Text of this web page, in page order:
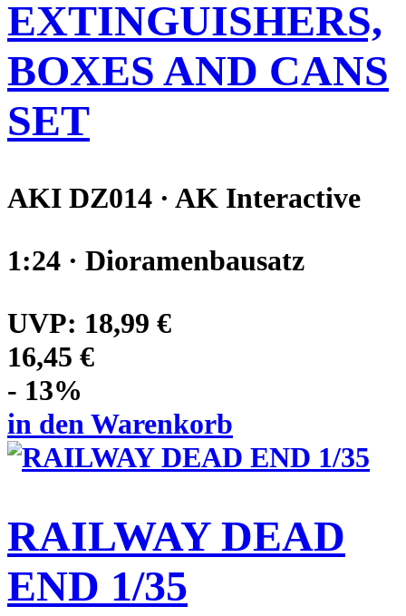
EXTINGUISHERS,
BOXES AND CANS
SET
AKI DZ014 · AK Interactive
1:24 · Dioramenbausatz
UVP: 18,99 €
16,45 €
- 13%
in den Warenkorb
RAILWAY DEAD
END 1/35